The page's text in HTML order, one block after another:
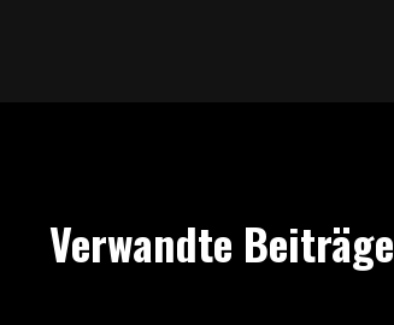
Verwandte Beiträge